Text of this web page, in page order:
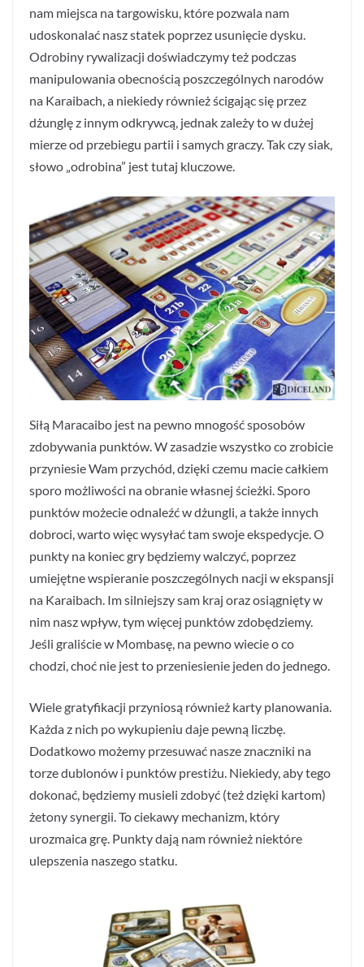
nam miejsca na targowisku, które pozwala nam
udoskonalać nasz statek poprzez usunięcie dysku.
Odrobiny rywalizacji doświadczymy też podczas
manipulowania obecnością poszczególnych narodów
na Karaibach, a niekiedy również ścigając się przez
dżunglę z innym odkrywcą, jednak zależy to w dużej
mierze od przebiegu partii i samych graczy. Tak czy siak,
słowo „odrobina” jest tutaj kluczowe.
Siłą Maracaibo jest na pewno mnogość sposobów
zdobywania punktów. W zasadzie wszystko co zrobicie
przyniesie Wam przychód, dzięki czemu macie całkiem
sporo możliwości na obranie własnej ścieżki. Sporo
punktów możecie odnaleźć w dżungli, a także innych
dobroci, warto więc wysyłać tam swoje ekspedycje. O
punkty na koniec gry będziemy walczyć, poprzez
umiejętne wspieranie poszczególnych nacji w ekspansji
na Karaibach. Im silniejszy sam kraj oraz osiągnięty w
nim nasz wpływ, tym więcej punktów zdobędziemy.
Jeśli graliście w Mombasę, na pewno wiecie o co
chodzi, choć nie jest to przeniesienie jeden do jednego.
Wiele gratyfikacji przyniosą również karty planowania.
Każda z nich po wykupieniu daje pewną liczbę.
Dodatkowo możemy przesuwać nasze znaczniki na
torze dublonów i punktów prestiżu. Niekiedy, aby tego
dokonać, będziemy musieli zdobyć (też dzięki kartom)
żetony synergii. To ciekawy mechanizm, który
urozmaica grę. Punkty dają nam również niektóre
ulepszenia naszego statku.